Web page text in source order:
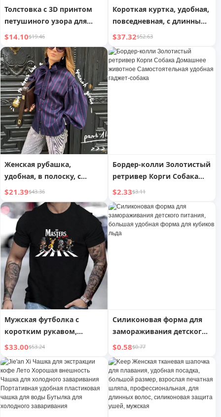
Толстовка с 3D принтом
петушиного узора для
Мужчин Удобная Ретро
Худи
$14.10$19.46
Короткая куртка, удобная,
повседневная, с длинным
рукавом, стройнящая,
куртка из овечьей шерсти
$37.32$52.63
Женская рубашка,
удобная, в полоску, с
контрастными цветами
$21.39$43.36
Бордер-колли Золотистый
ретривер Корги Собака
Домашнее животное
Самостоятельная удобная
гаджет-собака
$2.33$3.11
Мужская футболка с
коротким рукавом,
удобная эластичная летняя
модная футболка
$33.00$53.24
Силиконовая форма для
замораживания детского
питания, большая удобная
форма для кубиков льда
$0.58$0.77